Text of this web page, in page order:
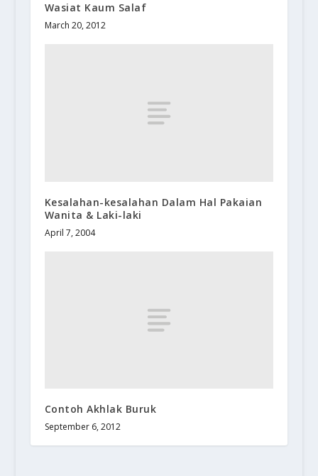
Wasiat Kaum Salaf
March 20, 2012
Kesalahan-kesalahan Dalam Hal Pakaian
Wanita & Laki-laki
April 7, 2004
Contoh Akhlak Buruk
September 6, 2012